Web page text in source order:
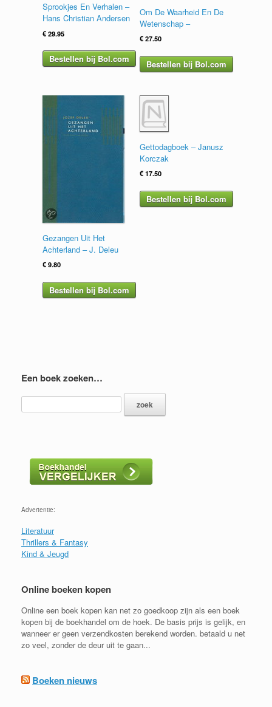
Sprookjes En Verhalen –
Hans Christian Andersen
€29.95
Bestellen bij Bol.com
Om De Waarheid En De
Wetenschap –
€27.50
Bestellen bij Bol.com
Gezangen Uit Het
Achterland – J. Deleu
€9.80
Bestellen bij Bol.com
Gettodagboek – Janusz
Korczak
€17.50
Bestellen bij Bol.com
Een boek zoeken…
Advertentie:
Literatuur
Thrillers & Fantasy
Kind & Jeugd
Online boeken kopen
Online een boek kopen kan net zo goedkoop zijn als een boek
kopen bij de boekhandel om de hoek. De basis prijs is gelijk, en
wanneer er geen verzendkosten berekend worden. betaald u net
zo veel, zonder de deur uit te gaan...
Boeken nieuws